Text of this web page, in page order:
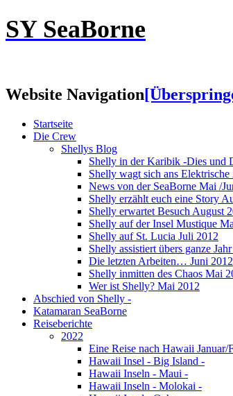
SY SeaBorne
Website Navigation
Startseite
Die Crew
Shellys Blog
Shelly in der Karibik -Dies und
Shelly wagt sich ans Elektrische
News von der SeaBorne Mai /
Shelly erzählt euch eine Story
Shelly erwartet Besuch August
Shelly auf der Insel Mustique
Shelly auf St. Lucia Juli 2012
Shelly assistiert übers ganze
Die letzten Arbeiten… Juni 2012
Shelly inmitten des Chaos Mai
Wer ist Shelly? Mai 2012
Abschied von Shelly -
Katamaran SeaBorne
Reiseberichte
2022
Eine Reise nach Hawaii
Hawaii Insel - Big Island -
Hawaii Inseln - Maui -
Hawaii Inseln - Molokai -